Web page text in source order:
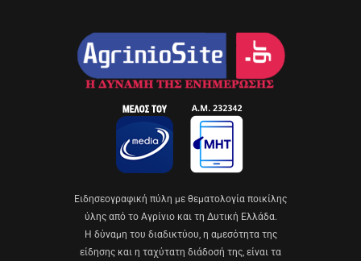
Eιδησεογραφική πύλη με θεματολογία ποικίλης
ύλης από το Αγρίνιο και τη Δυτική Ελλάδα.
Η δύναμη του διαδικτύου, η αμεσότητα της
είδησης και η ταχύτατη διάδοσή της, είναι τα